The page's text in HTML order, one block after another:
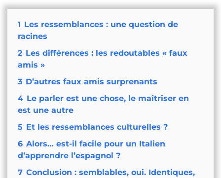
1 Les ressemblances : une question de
racines
2 Les différences : les redoutables « faux
amis »
3 D’autres faux amis surprenants
4 Le parler est une chose, le maîtriser en
est une autre
5 Et les ressemblances culturelles ?
6 Alors… est-il facile pour un Italien
d’apprendre l’espagnol ?
7 Conclusion : semblables, oui. Identiques,